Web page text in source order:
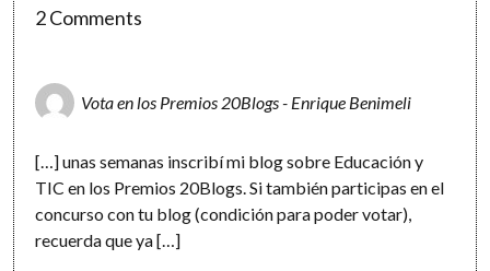
2 Comments
Vota en los Premios 20Blogs - Enrique Benimeli
[…] unas semanas inscribí mi blog sobre Educación y
TIC en los Premios 20Blogs. Si también participas en el
concurso con tu blog (condición para poder votar),
recuerda que ya […]